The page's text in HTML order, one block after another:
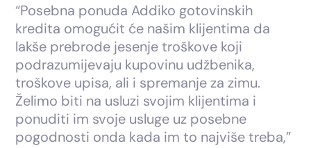
“Posebna ponuda Addiko gotovinskih
kredita omogućit će našim klijentima da
lakše prebrode jesenje troškove koji
podrazumijevaju kupovinu udžbenika,
troškove upisa, ali i spremanje za zimu.
Želimo biti na usluzi svojim klijentima i
ponuditi im svoje usluge uz posebne
pogodnosti onda kada im to najviše treba,”